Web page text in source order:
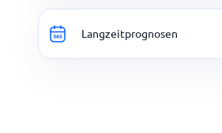
Langzeitprognosen